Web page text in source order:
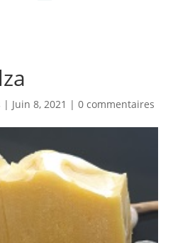
| Juin 8, 2021 | 0 commentaires